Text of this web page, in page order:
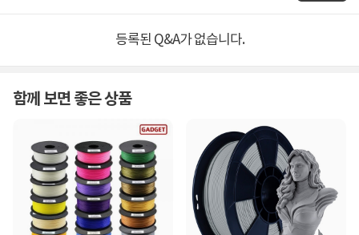
등록된 Q&A가 없습니다.
함께 보면 좋은 상품